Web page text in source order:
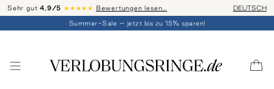
Sehr gut4,9/5 ★★★★★ Bewertungen lesen… Telefon-
DEUTSCH
Summer-Sale – jetzt bis zu 15% sparen!